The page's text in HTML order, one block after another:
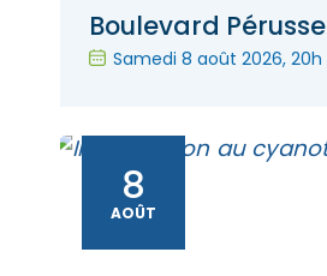
Boulevard Pérusse
Samedi 8 août 2026, 20h
8
AOÛT